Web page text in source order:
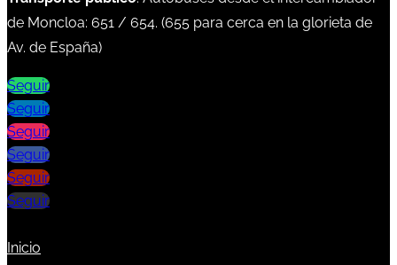
de Moncloa: 651 / 654. (655 para cerca en la glorieta de
Av. de España)
Seguir
Seguir
Seguir
Seguir
Seguir
Seguir
Inicio